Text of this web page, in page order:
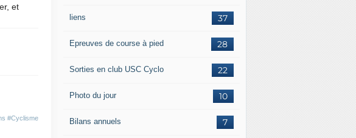
et
#Cyclisme
37
liens
28
Epreuves de course à pied
22
Sorties en club USC Cyclo
10
Photo du jour
7
Bilans annuels